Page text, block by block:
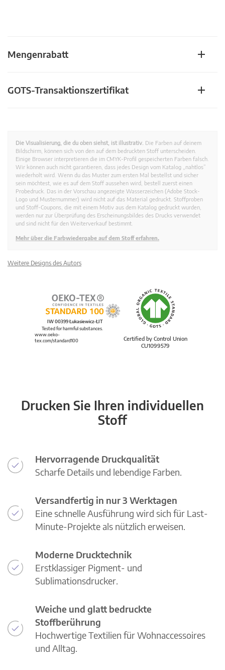
Mengenrabatt
GOTS-Transaktionszertifikat
Die Visualisierung, die du oben siehst, ist illustrativ. Die Farben auf deinem
Bildschirm, können sich von den auf dem bedruckten Stoff unterscheiden.
Einige Browser interpretieren die im CMYK-Profil gespeicherten Farben falsch.
Wir können auch nicht garantieren, dass jedes Design vom Katalog „nahtlos”
wiederholt wird. Wenn du das Muster zum ersten Mal bestellst und sicher
sein möchtest, wie es auf dem Stoff aussehen wird, bestell zuerst einen
Probedruck. Das in der Vorschau angezeigte Wasserzeichen (Adobe Stock-
Logo und Musternummer) wird nicht auf das Material gedruckt. Stoffproben
und Stoff-Coupons, die mit einem Motiv aus dem Katalog gedruckt wurden,
werden nur zur Überprüfung des Erscheinungsbildes des Drucks verwendet
und sind nicht für den Weiterverkauf bestimmt.
Mehr über die Farbwiedergabe auf dem Stoff erfahren.
Weitere Designs des Autors
Certified by Control Union
CU1099579
IW 00399 Łukasiewicz-ŁIT
Tested for harmful substances.
www.oeko-
tex.com/standard100
Drucken Sie Ihren individuellen
Stoff
Hervorragende Druckqualität
Scharfe Details und lebendige Farben.
Versandfertig in nur 3 Werktagen
Eine schnelle Ausführung wird sich für Last-
Minute-Projekte als nützlich erweisen.
Moderne Drucktechnik
Erstklassiger Pigment- und
Sublimationsdrucker.
Weiche und glatt bedruckte
Stoffberührung
Hochwertige Textilien für Wohnaccessoires
und Alltag.